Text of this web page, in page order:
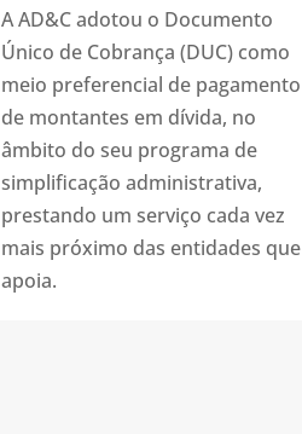
A AD&C adotou o Documento
Único de Cobrança (DUC) como
meio preferencial de pagamento
de montantes em dívida, no
âmbito do seu programa de
simplificação administrativa,
prestando um serviço cada vez
mais próximo das entidades que
apoia.